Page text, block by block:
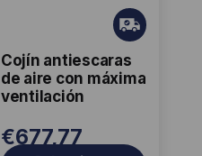
Cojín antiescaras
de aire con máxima
ventilación
Gr
ati
s
€677,77
pueden
elegir
la